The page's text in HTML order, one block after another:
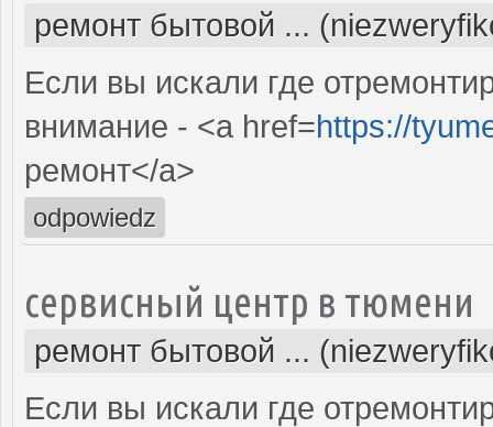
ремонт бытовой ...
Если вы искали где
внимание - <a href=https://
ремонт</a>
odpowiedz
сервисный центр в тюмени
ремонт бытовой ...
Если вы искали где